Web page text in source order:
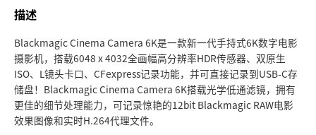
中国香港
India
Italy
Japan
描述
Blackmagic Cinema Camera 6K是一款新一代手持式6K数字电影
摄影机，搭载6048 x 4032全画幅高分辨率HDR传感器、双原生
ISO、L镜头卡口、CFexpress记录功能，并可直接记录到USB-C存
储盘！Blackmagic Cinema Camera 6K搭载光学低通滤镜，拥有
更佳的细节处理能力，可记录惊艳的12bit Blackmagic RAW电影
效果图像和实时H.264代理文件。